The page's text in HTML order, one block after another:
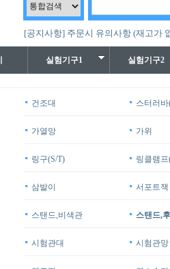
[공지사항] 주문시 유의사항 (재고가
실험기구1 실험기구2
건조대 스터러바
가열망 가위
링구(S/T) 링클램
삼발이 서포트잭
스탠드,비색관 스탠드,
시험관대 시험관망